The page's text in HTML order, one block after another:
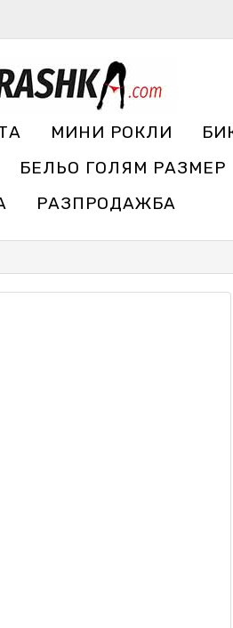
МИНИ РОКЛИ
БЕЛЬО ГОЛЯМ РАЗМЕР
РАЗПРОДАЖБА